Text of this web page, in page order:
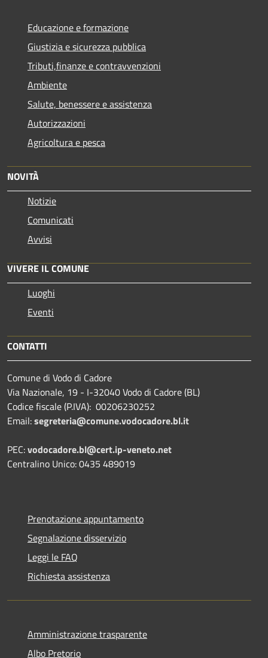
Educazione e formazione
Giustizia e sicurezza pubblica
Tributi,finanze e contravvenzioni
Ambiente
Salute, benessere e assistenza
Autorizzazioni
Agricoltura e pesca
NOVITÀ
Notizie
Comunicati
Avvisi
VIVERE IL COMUNE
Luoghi
Eventi
CONTATTI
Comune di Vodo di Cadore
Via Nazionale, 19 - I-32040 Vodo di Cadore (BL)
Codice fiscale (P.IVA): 00206230252
Email:segreteria@comune.vodocadore.bl.it
PEC:vodocadore.bl@cert.ip-veneto.net
Centralino Unico: 0435 489019
Prenotazione appuntamento
Segnalazione disservizio
Leggi le FAQ
Richiesta assistenza
Amministrazione trasparente
Albo Pretorio